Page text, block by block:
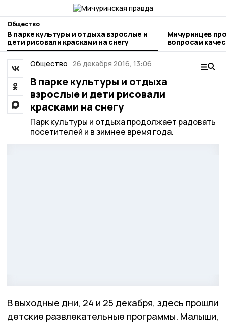
Общество
В парке культуры и отдыха взрослые и
дети рисовали красками на снегу
Мичуринцев
вопросам качества и
детских
Общество 26 декабря 2016, 13:06
В парке культуры и отдыха
взрослые и дети рисовали
красками на снегу
Парк культуры и отдыха продолжает радовать
посетителей и в зимнее время года.
В выходные дни, 24 и 25 декабря, здесь прошли
детские развлекательные программы. Малыши,